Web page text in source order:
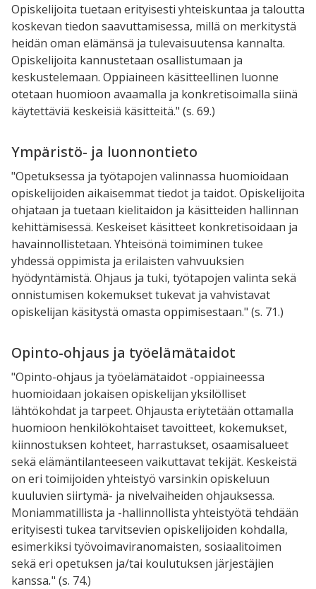
Opiskelijoita tuetaan erityisesti yhteiskuntaa ja taloutta
koskevan tiedon saavuttamisessa, millä on merkitystä
heidän oman elämänsä ja tulevaisuutensa kannalta.
Opiskelijoita kannustetaan osallistumaan ja
keskustelemaan. Oppiaineen käsitteellinen luonne
otetaan huomioon avaamalla ja konkretisoimalla siinä
käytettäviä keskeisiä käsitteitä." (s. 69.)
Ympäristö- ja luonnontieto
"Opetuksessa ja työtapojen valinnassa huomioidaan
opiskelijoiden aikaisemmat tiedot ja taidot. Opiskelijoita
ohjataan ja tuetaan kielitaidon ja käsitteiden hallinnan
kehittämisessä. Keskeiset käsitteet konkretisoidaan ja
havainnollistetaan. Yhteisönä toimiminen tukee
yhdessä oppimista ja erilaisten vahvuuksien
hyödyntämistä. Ohjaus ja tuki, työtapojen valinta sekä
onnistumisen kokemukset tukevat ja vahvistavat
opiskelijan käsitystä omasta oppimisestaan." (s. 71.)
Opinto-ohjaus ja työelämätaidot
"Opinto-ohjaus ja työelämätaidot -oppiaineessa
huomioidaan jokaisen opiskelijan yksilölliset
lähtökohdat ja tarpeet. Ohjausta eriytetään ottamalla
huomioon henkilökohtaiset tavoitteet, kokemukset,
kiinnostuksen kohteet, harrastukset, osaamisalueet
sekä elämäntilanteeseen vaikuttavat tekijät. Keskeistä
on eri toimijoiden yhteistyö varsinkin opiskeluun
kuuluvien siirtymä- ja nivelvaiheiden ohjauksessa.
Moniammatillista ja -hallinnollista yhteistyötä tehdään
erityisesti tukea tarvitsevien opiskelijoiden kohdalla,
esimerkiksi työvoimaviranomaisten, sosiaalitoimen
sekä eri opetuksen ja/tai koulutuksen järjestäjien
kanssa." (s. 74.)